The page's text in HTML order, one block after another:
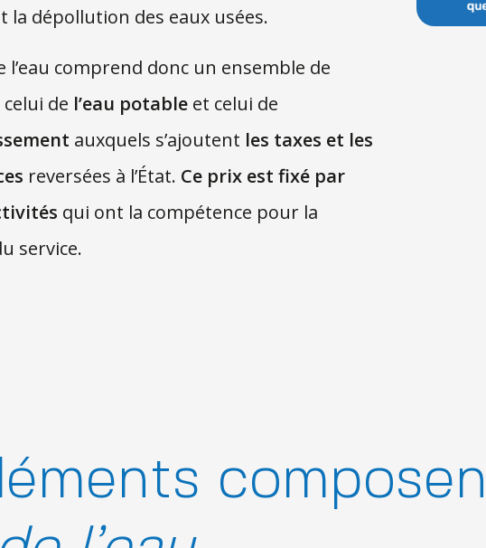
la dépollution des eaux usées.
l’eau comprend donc un ensemble de
de l’eau potable et celui de
auxquels s’ajoutent les taxes et les
reversées à l’État. Ce prix est fixé par
qui ont la compétence pour la
service.